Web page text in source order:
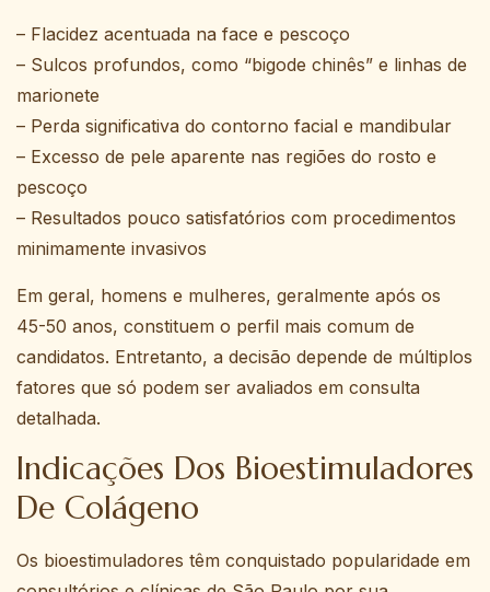
– Flacidez acentuada na face e pescoço
– Sulcos profundos, como “bigode chinês” e linhas de
marionete
– Perda significativa do contorno facial e mandibular
– Excesso de pele aparente nas regiões do rosto e
pescoço
– Resultados pouco satisfatórios com procedimentos
minimamente invasivos
Em geral, homens e mulheres, geralmente após os
45-50 anos, constituem o perfil mais comum de
candidatos. Entretanto, a decisão depende de múltiplos
fatores que só podem ser avaliados em consulta
detalhada.
Indicações Dos Bioestimuladores
De Colágeno
Os bioestimuladores têm conquistado popularidade em